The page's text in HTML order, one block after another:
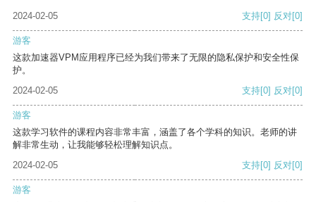
2024-02-05 支持[0] 反对[0]
游客
这款加速器VPM应用程序已经为我们带来了无限的隐私保护和安全性保
护。
2024-02-05
支持[0] 反对[0]
游客
这款学习软件的课程内容非常丰富，涵盖了各个学科的知识。老师的讲
解非常生动，让我能够轻松理解知识点。
2024-02-05
支持[0] 反对[0]
游客